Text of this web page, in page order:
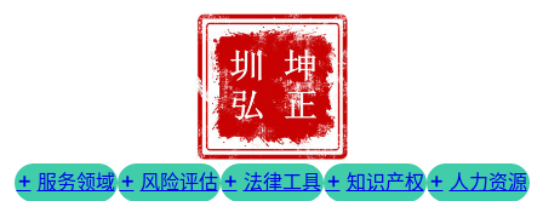
服务领域 风险评估 法律工具 知识产权
人力资源